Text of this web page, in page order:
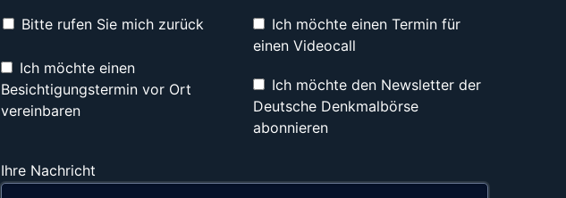
Bitte rufen Sie mich zurück
Ich möchte einen
Besichtigungstermin vor Ort
vereinbaren
Ich möchte einen Termin für
einen Videocall
Ich möchte den Newsletter der
Deutsche Denkmalbörse
abonnieren
Ihre Nachricht